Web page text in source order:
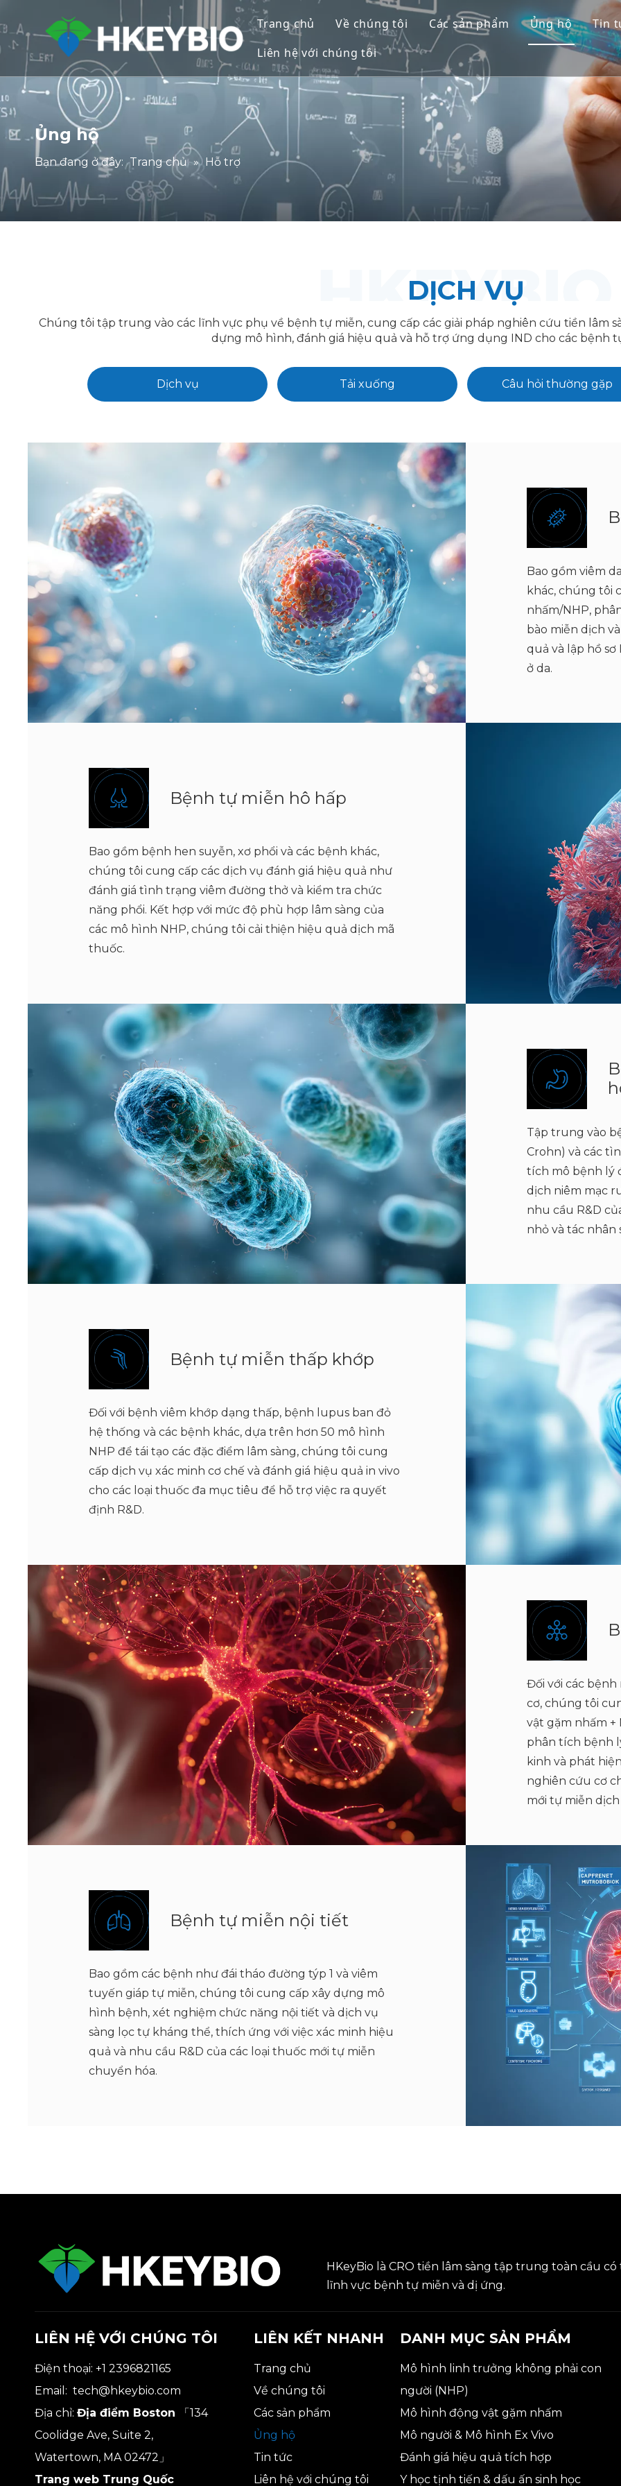
Trang chủ Về chúng tôi Các sản phẩm
Mô hình linh trưởng không phải
Mô hình động vật gặm nhấm
Mô người & Mô hình Ex Vivo
Đánh giá hiệu quả tích hợp
Y học tịnh tiến & dấu ấn sinh học
Hỗ trợ gửi IND
Ủng hộ
Dịch vụ
Tải xuống
Câu hỏi
Lời chứng
Tin
Liên hệ với chúng tôi
Ủng hộ
Bạn đang ở đây: Trang chủ » Hỗ trợ
DỊCH VỤ
Chúng tôi tập trung vào các lĩnh vực phụ về bệnh tự miễn, cung cấp các giải pháp nghiên cứu tiền lâm
dựng mô hình, đánh giá hiệu quả và hỗ trợ ứng dụng IND cho các bệnh
Dịch vụ Tải xuống Câu hỏi thường gặp
Bao gồm viêm
khác, chúng tôi
nhấm/NHP,
bào miễn dịch
quả và lập hồ
ở da.
Bệnh tự miễn hô hấp
Bao gồm bệnh hen suyễn, xơ phổi và các bệnh khác,
chúng tôi cung cấp các dịch vụ đánh giá hiệu quả như
đánh giá tình trạng viêm đường thở và kiểm tra chức
năng phổi. Kết hợp với mức độ phù hợp lâm sàng của
các mô hình NHP, chúng tôi cải thiện hiệu quả dịch mã
thuốc.
Tập trung vào
Crohn) và các
tích mô bệnh lý
dịch niêm mạc
nhu cầu R&D
nhỏ và tác nhân
Bệnh tự miễn thấp khớp
Đối với bệnh viêm khớp dạng thấp, bệnh lupus ban đỏ
hệ thống và các bệnh khác, dựa trên hơn 50 mô hình
NHP để tái tạo các đặc điểm lâm sàng, chúng tôi cung
cấp dịch vụ xác minh cơ chế và đánh giá hiệu quả in vivo
cho các loại thuốc đa mục tiêu để hỗ trợ việc ra quyết
định R&D.
Đối với các
cơ, chúng tôi
vật gặm nhấm +
phân tích bệnh
kinh và phát
nghiên cứu cơ
mới tự miễn
Bệnh tự miễn nội tiết
Bao gồm các bệnh như đái tháo đường týp 1 và viêm
tuyến giáp tự miễn, chúng tôi cung cấp xây dựng mô
hình bệnh, xét nghiệm chức năng nội tiết và dịch vụ
sàng lọc tự kháng thể, thích ứng với việc xác minh hiệu
quả và nhu cầu R&D của các loại thuốc mới tự miễn
chuyển hóa.
HKeyBio là CRO tiền lâm sàng tập trung toàn cầu
lĩnh vực bệnh tự miễn và dị ứng.
LIÊN HỆ VỚI CHÚNG TÔI
Điện thoại: +1 2396821165
Email: tech@hkeybio.com
Địa chỉ: Địa điểm Boston
「134
Coolidge Ave, Suite 2,
Watertown, MA 02472」
Trang web Trung Quốc
LIÊN KẾT NHANH
Trang chủ
Về chúng tôi
Các sản phẩm
Ủng hộ
Tin tức
Liên hệ với chúng tôi
DANH MỤC SẢN PHẨM
Mô hình linh trưởng không phải con
người (NHP)
Mô hình động vật gặm nhấm
Mô người & Mô hình Ex Vivo
Đánh giá hiệu quả tích hợp
Y học tịnh tiến & dấu ấn sinh học